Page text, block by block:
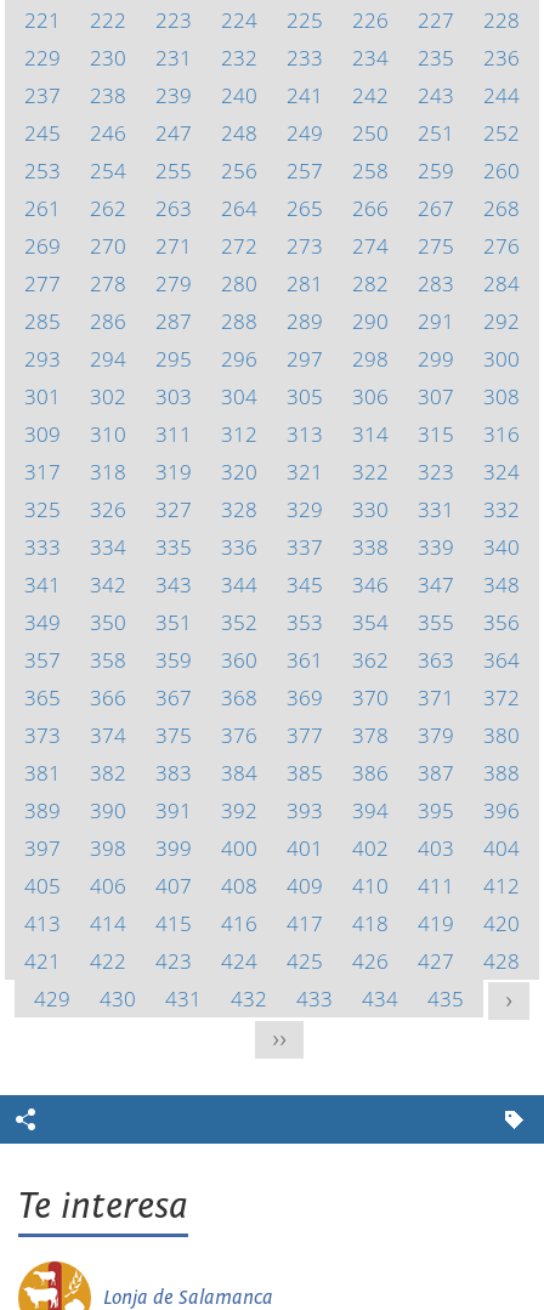
221 222 223 224 225 226 227
228
229
230 231 232 233 234 235
236
237
238 239 240 241 242 243
244
245
246 247 248 249 250 251
252
253
254 255 256 257 258 259
260
261
262 263 264 265 266 267
268
269
270 271 272 273 274 275
276
277
278 279 280 281 282 283
284
285
286 287 288 289 290 291
292
293
294 295 296 297 298 299
300
301
302 303 304 305 306 307
308
309
310 311 312 313 314 315
316
317
318 319 320 321 322 323
324
325
326 327 328 329 330 331
332
333
334 335 336 337 338 339
340
341
342 343 344 345 346 347
348
349
350 351 352 353 354 355
356
357
358 359 360 361 362 363
364
365
366 367 368 369 370 371
372
373
374 375 376 377 378 379
380
381
382 383 384 385 386 387
388
389
390 391 392 393 394 395
396
397
398 399 400 401 402 403
404
405
406 407 408 409 410 411
412
413
414 415 416 417 418 419
420
421
422 423 424 425 426 427
428
429
430 431 432 433 434 435
>
>>
Te interesa
Lonja de Salamanca